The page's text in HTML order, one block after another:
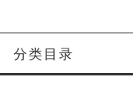
分类目录